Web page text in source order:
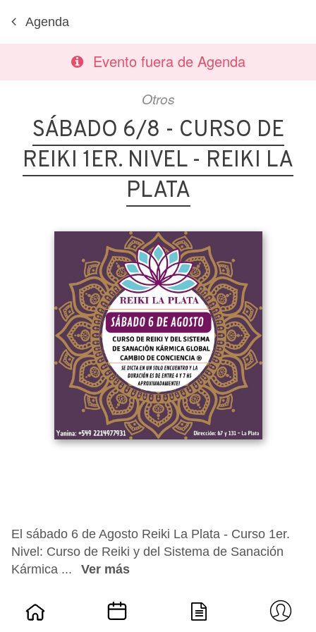
Agenda
Evento fuera de Agenda
Otros
SÁBADO 6/8 - CURSO DE
REIKI 1ER. NIVEL - REIKI LA
PLATA
El sábado 6 de Agosto Reiki La Plata - Curso 1er.
Nivel: Curso de Reiki y del Sistema de Sanación
Kármica ...
Ver más